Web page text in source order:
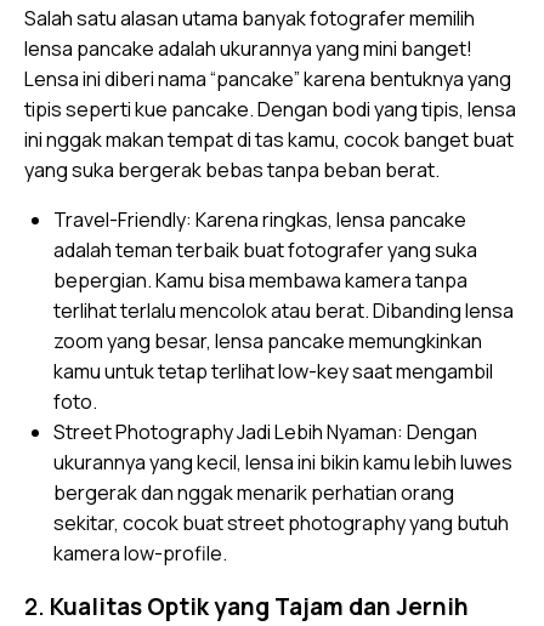
Salah satu alasan utama banyak fotografer memilih
lensa pancake adalah ukurannya yang mini banget!
Lensa ini diberi nama “pancake” karena bentuknya yang
tipis seperti kue pancake. Dengan bodi yang tipis, lensa
ini nggak makan tempat di tas kamu, cocok banget buat
yang suka bergerak bebas tanpa beban berat.
Travel-Friendly: Karena ringkas, lensa pancake
adalah teman terbaik buat fotografer yang suka
bepergian. Kamu bisa membawa kamera tanpa
terlihat terlalu mencolok atau berat. Dibanding lensa
zoom yang besar, lensa pancake memungkinkan
kamu untuk tetap terlihat low-key saat mengambil
foto.
Street Photography Jadi Lebih Nyaman: Dengan
ukurannya yang kecil, lensa ini bikin kamu lebih luwes
bergerak dan nggak menarik perhatian orang
sekitar, cocok buat street photography yang butuh
kamera low-profile.
2. Kualitas Optik yang Tajam dan Jernih